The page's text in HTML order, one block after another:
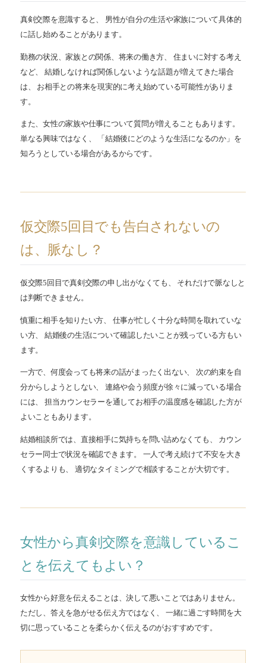
真剣交際を意識すると、 男性が自分の生活や家族について具体的
に話し始めることがあります。
勤務の状況、家族との関係、将来の働き方、 住まいに対する考え
など、 結婚しなければ関係しないような話題が増えてきた場合
は、 お相手との将来を現実的に考え始めている可能性がありま
す。
また、女性の家族や仕事について質問が増えることもあります。
単なる興味ではなく、 「結婚後にどのような生活になるのか」を
知ろうとしている場合があるからです。
仮交際5回目でも告白されないの
は、脈なし？
仮交際5回目で真剣交際の申し出がなくても、 それだけで脈なしと
は判断できません。
慎重に相手を知りたい方、 仕事が忙しく十分な時間を取れていな
い方、 結婚後の生活について確認したいことが残っている方もい
ます。
一方で、何度会っても将来の話がまったく出ない、 次の約束を自
分からしようとしない、 連絡や会う頻度が徐々に減っている場合
には、 担当カウンセラーを通してお相手の温度感を確認した方が
よいこともあります。
結婚相談所では、直接相手に気持ちを問い詰めなくても、 カウン
セラー同士で状況を確認できます。 一人で考え続けて不安を大き
くするよりも、 適切なタイミングで相談することが大切です。
女性から真剣交際を意識しているこ
とを伝えてもよい？
女性から好意を伝えることは、決して悪いことではありません。
ただし、答えを急がせる伝え方ではなく、 一緒に過ごす時間を大
切に思っていることを柔らかく伝えるのがおすすめです。